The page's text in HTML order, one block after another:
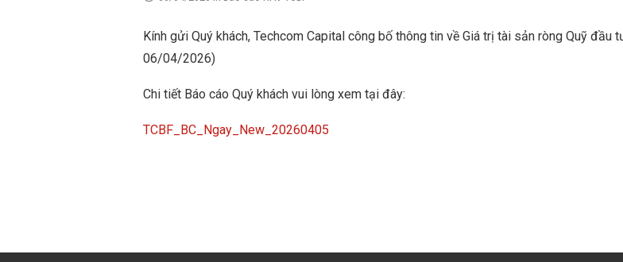
Kính gửi Quý khách, Techcom Capital công bố thông tin về Giá trị tài sản ròng Quỹ đầu
06/04/2026)
Chi tiết Báo cáo Quý khách vui lòng xem tại đây:
TCBF_BC_Ngay_New_20260405